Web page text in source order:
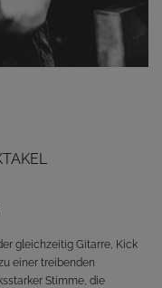
gleichzeitig Gitarre, Kick
einer treibenden
Stimme, die